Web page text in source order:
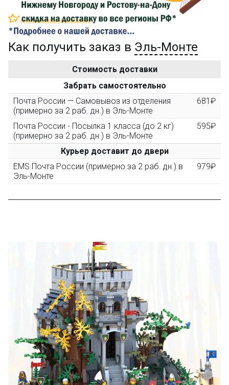
...на следующий заказ
Золотая скидка
персональная
10%
3000 рублей, Вы получите постоянную скидку на все
повторные заказы - 10%
Скидка за обзор
(фото сборки) до 10%
Пришлите фото поэтапной сборки купленного
конструктора и получите дополнительную скидку
10% при покупке следующего набора (не дороже 10
Оставьте отзыв (не менее 50 символов) о товаре на
нашем сайте и получите купон на скидку 50₽ за
текстовый отзыв или 100₽ за отзыв с фото.
Скидка за отзыв
на Яндекс.Маркете 150₽
Оставьте отзыв (не менее 50 символов) о товаре
через системуЯндекс.Маркет
с обязательным
указанием номера и даты заказа в нашем магазине
и получите купон на скидку 150₽
Как получить заказ в Эль-Монте
Стоимость доставки
Забрать самостоятельно
Почта России — Самовывоз из отделения
(примерно за 2 раб. дн.) в Эль-Монте
681₽
Почта России - Посылка 1 класса (до 2 кг)
(примерно за 2 раб. дн.) в Эль-Монте
595₽
Курьер доставит до двери
EMS Почта России (примерно за 2 раб. дн.) в
Эль-Монте
979₽